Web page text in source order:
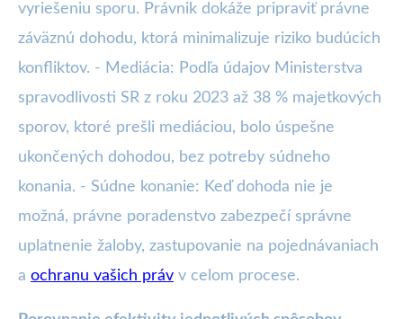
vyriešeniu sporu. Právnik dokáže pripraviť právne
záväznú dohodu, ktorá minimalizuje riziko budúcich
konfliktov. - Mediácia: Podľa údajov Ministerstva
spravodlivosti SR z roku 2023 až 38 % majetkových
sporov, ktoré prešli mediáciou, bolo úspešne
ukončených dohodou, bez potreby súdneho
konania. - Súdne konanie: Keď dohoda nie je
možná, právne poradenstvo zabezpečí správne
uplatnenie žaloby, zastupovanie na pojednávaniach
a ochranu vašich práv v celom procese.